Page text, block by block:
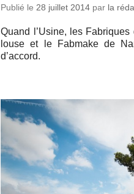
Publié le28 juillet 2014 par la
Quand l’Usine, les
louse et le Fabmake de
d’accord.